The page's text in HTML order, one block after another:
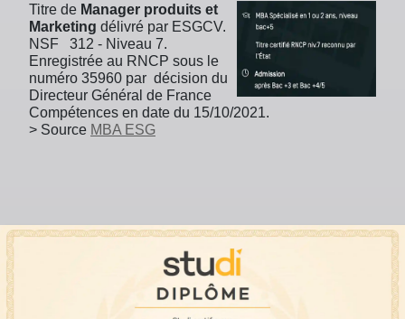
Titre de Manager produits et
Marketing délivré par ESGCV.
NSF 312 - Niveau 7.
Enregistrée au RNCP sous le
numéro 35960 par décision du
Directeur Général de France
Compétences en date du 15/10/2021.
> Source MBA ESG